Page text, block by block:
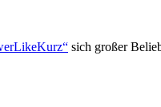
sich großer